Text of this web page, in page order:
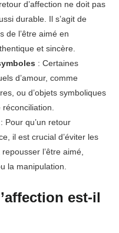
d’affection ne doit pas
durable. Il s’agit de
de l’être aimé en
et sincère.
: Certaines
d’amour, comme
ou d’objets symboliques
: Pour qu’un retour
il est crucial d’éviter les
l’être aimé,
la manipulation.
est-il